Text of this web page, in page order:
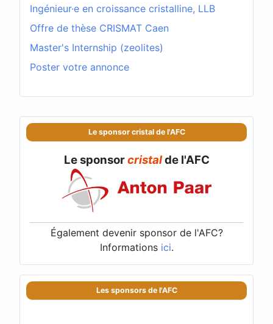
Le sponsor cristal de l'AFC
Le sponsorcristalde l'AFC
Également devenir sponsor de l'AFC?
Informations ici.
Les sponsors de l'AFC
Ingénieur·e en croissance cristalline, LLB
Offre de thèse CRISMAT Caen
Master's Internship (zeolites)
Poster votre annonce